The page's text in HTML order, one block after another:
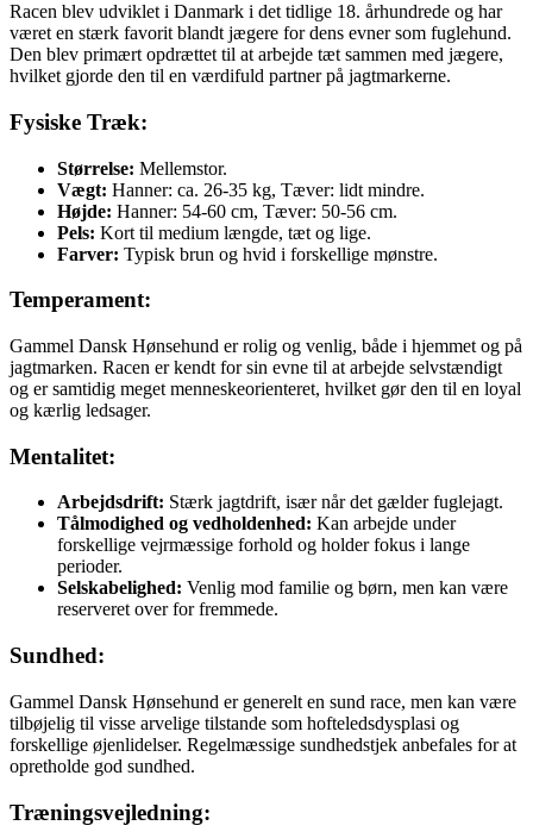
Racen blev udviklet i Danmark i det tidlige 18. århundrede og har
været en stærk favorit blandt jægere for dens evner som fuglehund.
Den blev primært opdrættet til at arbejde tæt sammen med jægere,
hvilket gjorde den til en værdifuld partner på jagtmarkerne.
Fysiske Træk:
Størrelse: Mellemstor.
Vægt: Hanner: ca. 26-35 kg, Tæver: lidt mindre.
Højde: Hanner: 54-60 cm, Tæver: 50-56 cm.
Pels: Kort til medium længde, tæt og lige.
Farver: Typisk brun og hvid i forskellige mønstre.
Temperament:
Gammel Dansk Hønsehund er rolig og venlig, både i hjemmet og på
jagtmarken. Racen er kendt for sin evne til at arbejde selvstændigt
og er samtidig meget menneskeorienteret, hvilket gør den til en loyal
og kærlig ledsager.
Mentalitet:
Arbejdsdrift: Stærk jagtdrift, især når det gælder fuglejagt.
Tålmodighed og vedholdenhed: Kan arbejde under
forskellige vejrmæssige forhold og holder fokus i lange
perioder.
Selskabelighed: Venlig mod familie og børn, men kan være
reserveret over for fremmede.
Sundhed:
Gammel Dansk Hønsehund er generelt en sund race, men kan være
tilbøjelig til visse arvelige tilstande som hofteledsdysplasi og
forskellige øjenlidelser. Regelmæssige sundhedstjek anbefales for at
opretholde god sundhed.
Træningsvejledning: